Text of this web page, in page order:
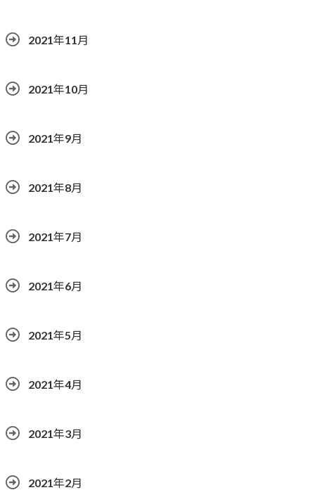
2021年11月
2021年10月
2021年9月
2021年8月
2021年7月
2021年6月
2021年5月
2021年4月
2021年3月
2021年2月